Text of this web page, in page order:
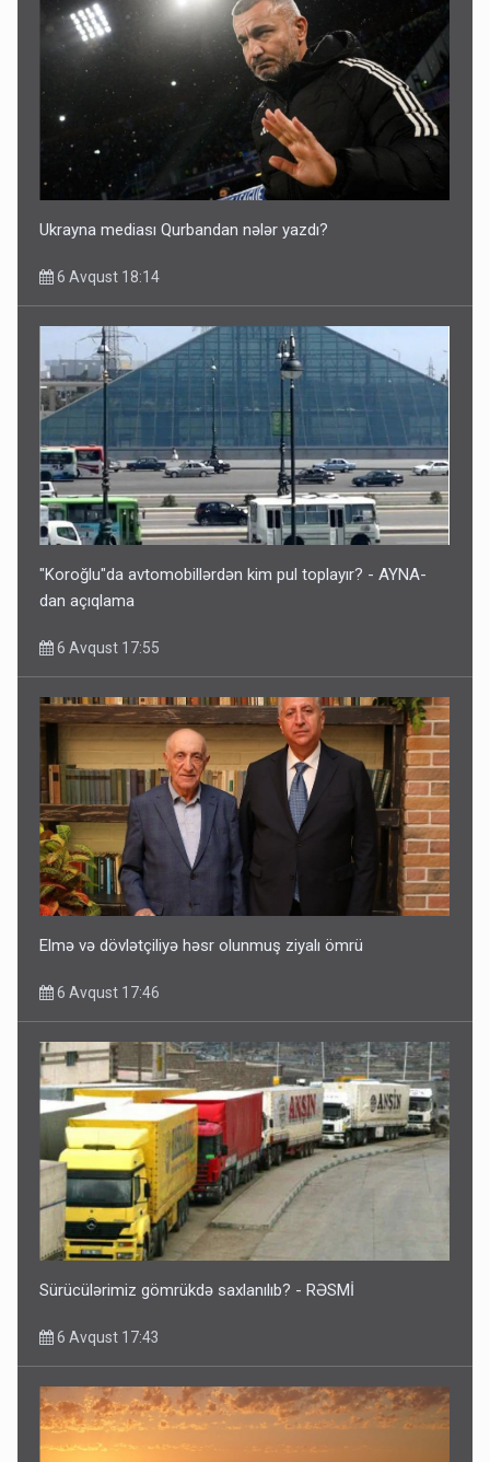
Ukrayna mediası Qurbandan nələr yazdı?
6 Avqust 18:14
"Koroğlu"da avtomobillərdən kim pul toplayır? - AYNA-
dan açıqlama
6 Avqust 17:55
Elmə və dövlətçiliyə həsr olunmuş ziyalı ömrü
6 Avqust 17:46
Sürücülərimiz gömrükdə saxlanılıb? - RƏSMİ
6 Avqust 17:43